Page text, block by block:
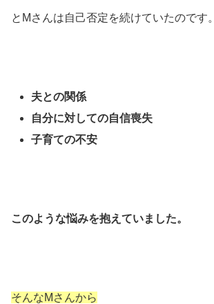
とMさんは自己否定を続けていたのです。
夫との関係
自分に対しての自信喪失
子育ての不安
このような悩みを抱えていました。
そんなMさんから